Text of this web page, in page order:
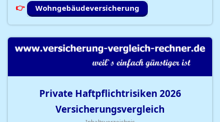
Wohngebäudeversicherung
Private Haftpflichtrisiken 2026
Versicherungsvergleich